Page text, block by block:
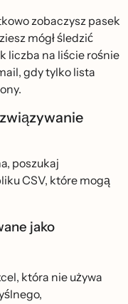
zobaczysz pasek
mógł śledzić
liczba na liście rośnie
gdy tylko lista
poszukaj
CSV, które mogą
jako
która nie używa